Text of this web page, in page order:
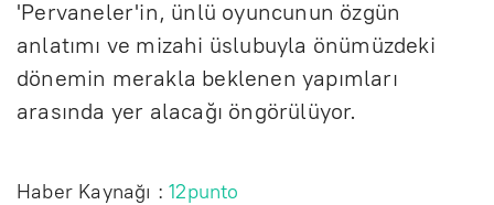
'Pervaneler'in, ünlü oyuncunun özgün
anlatımı ve mizahi üslubuyla önümüzdeki
dönemin merakla beklenen yapımları
arasında yer alacağı öngörülüyor.
Haber Kaynağı :12punto